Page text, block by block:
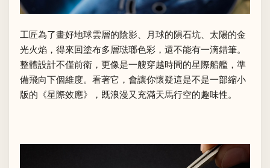
工匠為了畫好地球雲層的陰影、月球的隕石坑、太陽的金
光火焰，得來回塗布多層琺瑯色彩，還不能有一滴錯筆。
整體設計不僅前衛，更像是一艘穿越時間的星際船艦，準
備飛向下個維度。看著它，會讓你懷疑這是不是一部縮小
版的《星際效應》，既浪漫又充滿天馬行空的趣味性。